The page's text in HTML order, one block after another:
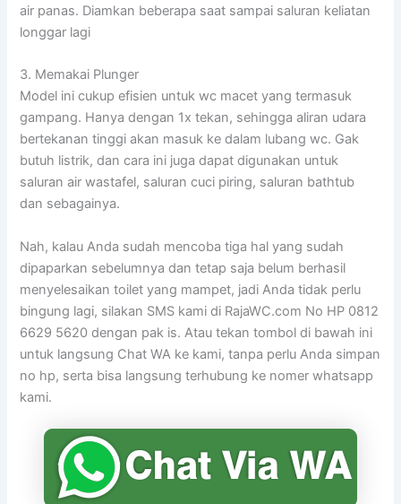
air panas. Diamkan beberapa saat sampai saluran keliatan
longgar lagi
3. Memakai Plunger
Model ini cukup efisien untuk wc macet yang termasuk
gampang. Hanya dengan 1x tekan, sehingga aliran udara
bertekanan tinggi akan masuk ke dalam lubang wc. Gak
butuh listrik, dan cara ini juga dapat digunakan untuk
saluran air wastafel, saluran cuci piring, saluran bathtub
dan sebagainya.
Nah, kalau Anda sudah mencoba tiga hal yang sudah
dipaparkan sebelumnya dan tetap saja belum berhasil
menyelesaikan toilet yang mampet, jadi Anda tidak perlu
bingung lagi, silakan SMS kami di RajaWC.com No HP 0812
6629 5620 dengan pak is. Atau tekan tombol di bawah ini
untuk langsung Chat WA ke kami, tanpa perlu Anda simpan
no hp, serta bisa langsung terhubung ke nomer whatsapp
kami.